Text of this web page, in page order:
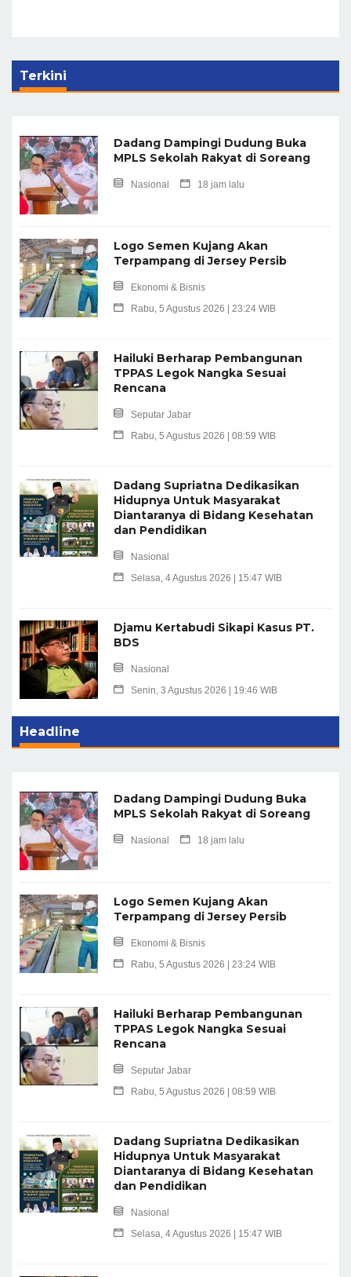
Terkini
Dadang Dampingi Dudung Buka
MPLS Sekolah Rakyat di Soreang
Nasional 18 jam lalu
Logo Semen Kujang Akan
Terpampang di Jersey Persib
Ekonomi & Bisnis
Rabu, 5 Agustus 2026 | 23:24 WIB
Hailuki Berharap Pembangunan
TPPAS Legok Nangka Sesuai
Rencana
Seputar Jabar
Rabu, 5 Agustus 2026 | 08:59 WIB
Dadang Supriatna Dedikasikan
Hidupnya Untuk Masyarakat
Diantaranya di Bidang Kesehatan
dan Pendidikan
Nasional
Selasa, 4 Agustus 2026 | 15:47 WIB
Djamu Kertabudi Sikapi Kasus PT.
BDS
Nasional
Senin, 3 Agustus 2026 | 19:46 WIB
Headline
Dadang Dampingi Dudung Buka
MPLS Sekolah Rakyat di Soreang
Nasional 18 jam lalu
Logo Semen Kujang Akan
Terpampang di Jersey Persib
Ekonomi & Bisnis
Rabu, 5 Agustus 2026 | 23:24 WIB
Hailuki Berharap Pembangunan
TPPAS Legok Nangka Sesuai
Rencana
Seputar Jabar
Rabu, 5 Agustus 2026 | 08:59 WIB
Dadang Supriatna Dedikasikan
Hidupnya Untuk Masyarakat
Diantaranya di Bidang Kesehatan
dan Pendidikan
Nasional
Selasa, 4 Agustus 2026 | 15:47 WIB